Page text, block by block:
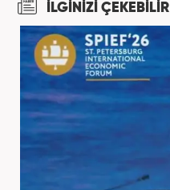
İLGİNİZİ ÇEKEBİLİR